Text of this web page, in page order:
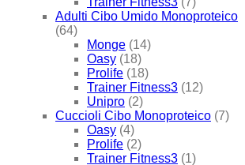
Adulti Cibo Umido Monoproteico
(64)
Monge (14)
Oasy (18)
Prolife (18)
Trainer Fitness3 (12)
Unipro (2)
Cuccioli Cibo Monoproteico (7)
Oasy (4)
Prolife (2)
Trainer Fitness3 (1)